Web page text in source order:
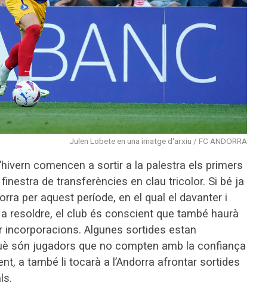
Julen Lobete en una imatge d'arxiu / FC ANDORRA
comencen a sortir a la palestra els primers
de transferències en clau tricolor. Si bé ja
per aquest període, en el qual el davanter i
resoldre, el club és conscient que també haurà
incorporacions. Algunes sortides estan
són jugadors que no compten amb la confiança
a també li tocarà a l’Andorra afrontar sortides